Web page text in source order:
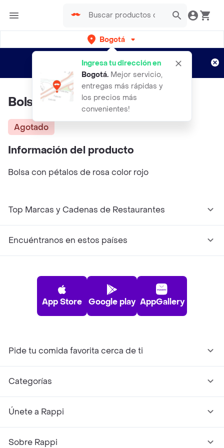
Bogotá
Ingresa tu dirección en
Bogotá. Mejor servicio,
entregas más rápidas y
los precios más
convenientes!
envíos gratis por semanas
Aplican TyC
Bolsa Con Petalos De Rosas
Agotado
Información del producto
Bolsa con pétalos de rosa color rojo
Top Marcas y Cadenas de Restaurantes
Encuéntranos en estos países
App Store Google play AppGallery
Pide tu comida favorita cerca de ti
Categorías
Únete a Rappi
Sobre Rappi